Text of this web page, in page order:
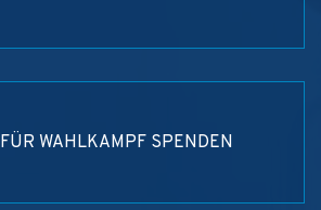
FÜR WAHLKAMPF SPENDEN